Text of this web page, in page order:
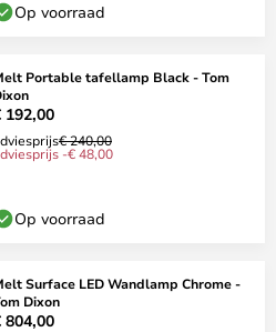
Op voorraad
Portable tafellamp Black - Tom
192,00
€ 240,00
-€ 48,00
Op voorraad
Surface LED Wandlamp Chrome -
Dixon
804,00